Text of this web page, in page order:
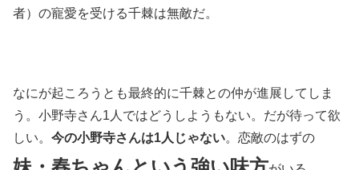
者）の寵愛を受ける千棘は無敵だ。
なにが起ころうとも最終的に千棘との仲が進展してしま
う。小野寺さん1人ではどうしようもない。だが待って欲
しい。 今の小野寺さんは1人じゃない。恋敵のはずの